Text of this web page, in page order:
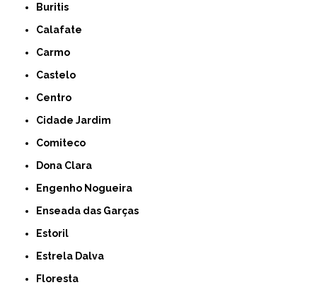
Buritis
Calafate
Carmo
Castelo
Centro
Cidade Jardim
Comiteco
Dona Clara
Engenho Nogueira
Enseada das Garças
Estoril
Estrela Dalva
Floresta